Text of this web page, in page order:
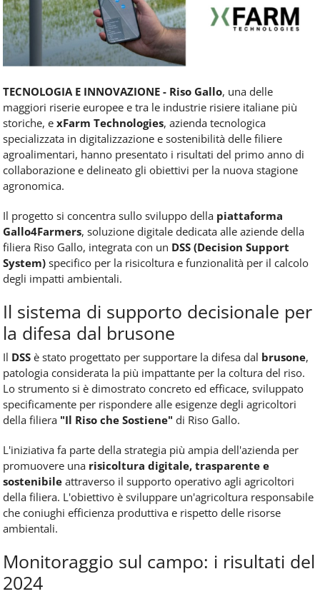
TECNOLOGIA E INNOVAZIONE - Riso Gallo, una delle
maggiori riserie europee e tra le industrie risiere italiane più
storiche, e xFarm Technologies, azienda tecnologica
specializzata in digitalizzazione e sostenibilità delle filiere
agroalimentari, hanno presentato i risultati del primo anno di
collaborazione e delineato gli obiettivi per la nuova stagione
agronomica.
Il progetto si concentra sullo sviluppo della piattaforma
Gallo4Farmers, soluzione digitale dedicata alle aziende della
filiera Riso Gallo, integrata con un DSS (Decision Support
System) specifico per la risicoltura e funzionalità per il calcolo
degli impatti ambientali.
Il sistema di supporto decisionale per
la difesa dal brusone
Il DSS è stato progettato per supportare la difesa dal brusone,
patologia considerata la più impattante per la coltura del riso.
Lo strumento si è dimostrato concreto ed efficace, sviluppato
specificamente per rispondere alle esigenze degli agricoltori
della filiera "Il Riso che Sostiene" di Riso Gallo.
L'iniziativa fa parte della strategia più ampia dell'azienda per
promuovere una risicoltura digitale, trasparente e
sostenibile attraverso il supporto operativo agli agricoltori
della filiera. L'obiettivo è sviluppare un'agricoltura responsabile
che coniughi efficienza produttiva e rispetto delle risorse
ambientali.
Monitoraggio sul campo: i risultati del
2024